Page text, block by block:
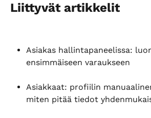
Liittyvät artikkelit
Asiakas hallintapaneelissa:
ensimmäiseen varaukseen
Asiakkaat: profiilin
miten pitää tiedot